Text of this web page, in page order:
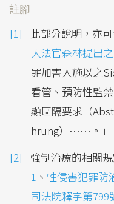
註腳
此部分說明，亦
大法官森林提出
罪加害人施以之
看管、預防性監
顯區隔要求（
hrung）……。」
強制治療的相關
1 、 性侵害犯罪防
司法院釋字第799